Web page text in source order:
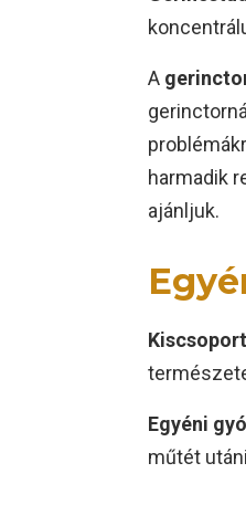
A
harmadik
ajánljuk.
Egyéni
műtét